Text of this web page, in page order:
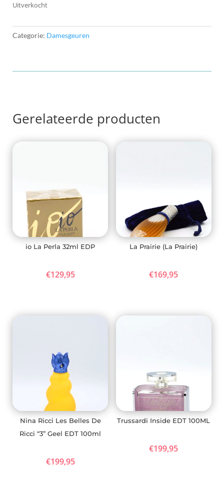
Uitverkocht
Categorie: Damesgeuren
Gerelateerde producten
io La Perla 32ml EDP
€129,95
La Prairie (La Prairie)
€169,95
Nina Ricci Les Belles De
Ricci “3” Geel EDT 100ml
€199,95
Trussardi Inside EDT 100ML
€199,95